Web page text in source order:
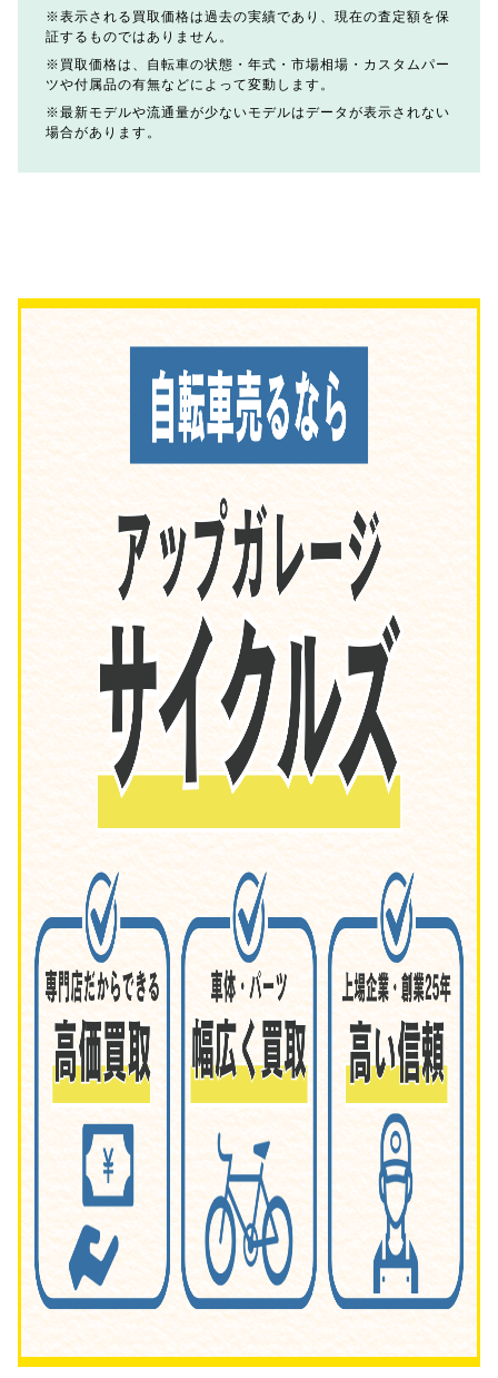
表示される買取価格は過去の実績であり、現在の査定額を保
証するものではありません。
買取価格は、自転車の状態・年式・市場相場・カスタムパー
ツや付属品の有無などによって変動します。
最新モデルや流通量が少ないモデルはデータが表示されない
場合があります。